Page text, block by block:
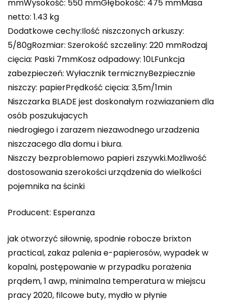
mmWysokość: 550 mmGłębokość: 475 mmMasa
netto: 1.43 kg
Dodatkowe cechy:Ilość niszczonych arkuszy:
5/80gRozmiar: Szerokość szczeliny: 220 mmRodzaj
cięcia: Paski 7mmKosz odpadowy: 10LFunkcja
zabezpieczeń: Wyłacznik termicznyBezpiecznie
niszczy: papierPrędkość cięcia: 3,5m/1min
Niszczarka BLADE jest doskonałym rozwiazaniem dla
osób poszukujacych
niedrogiego i zarazem niezawodnego urzadzenia
niszczacego dla domu i biura.
Niszczy bezproblemowo papieri zszywki.Możliwość
dostosowania szerokości urządzenia do wielkości
pojemnika na ścinki
Producent: Esperanza
jak otworzyć siłownię, spodnie robocze brixton
practical, zakaz palenia e-papierosów, wypadek w
kopalni, postępowanie w przypadku porażenia
prądem, 1 awp, minimalna temperatura w miejscu
pracy 2020, filcowe buty, mydło w płynie